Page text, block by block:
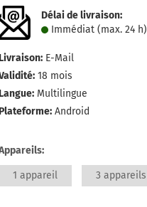
Délai de livraison:
Immédiat (max. 24 h)
Livraison: E-Mail
18 mois
Langue: Multilingue
Plateforme: Android
1 appareil 3 appareils